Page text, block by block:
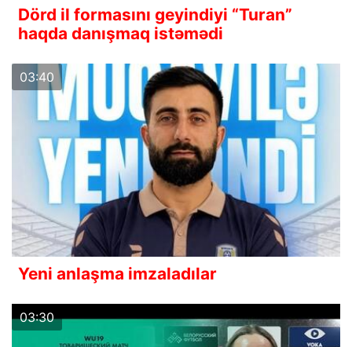
Dörd il formasını geyindiyi “Turan”
haqda danışmaq istəmədi
03:40
Yeni anlaşma imzaladılar
03:30